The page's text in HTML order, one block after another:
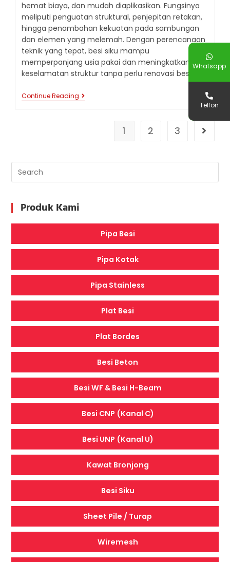
hemat biaya, dan mudah diaplikasikan. Fungsinya
meliputi penguatan struktural, penjepitan retakan,
hingga penambahan kekuatan pada sambungan
dan elemen yang melemah. Dengan perencanaan
teknik yang tepat, besi siku mampu
memperpanjang usia pakai dan meningkatkan
keselamatan struktur tanpa perlu renovasi besar.
Continue Reading APLIKASI
BESI
BETON
1 2 3 Go to
Produk Kami
Pipa Besi
Pipa Kotak
Pipa Stainless
Plat Besi
Plat Bordes
Besi Beton
Besi WF & Besi H-Beam
Besi CNP (Kanal C)
Besi UNP (Kanal U)
Kawat Bronjong
Besi Siku
Sheet Pile / Turap
Wiremesh
Whatsapp
Telfon